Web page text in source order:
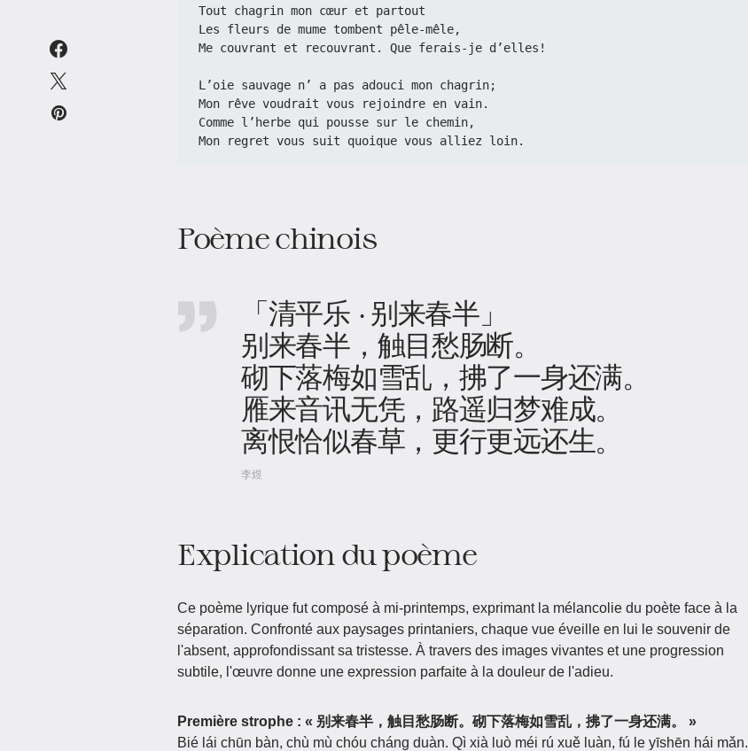
Tout chagrin mon cœur et partout
Les fleurs de mume tombent pêle-mêle,
Me couvrant et recouvrant. Que ferais-je d’elles!
L’oie sauvage n’ a pas adouci mon chagrin;
Mon rêve voudrait vous rejoindre en vain.
Comme l’herbe qui pousse sur le chemin,
Mon regret vous suit quoique vous alliez loin.
Poème chinois
「清平乐 · 别来春半」
别来春半，触目愁肠断。
砌下落梅如雪乱，拂了一身还满。
雁来音讯无凭，路遥归梦难成。
离恨恰似春草，更行更远还生。
李煜
Explication du poème
Ce poème lyrique fut composé à mi-printemps, exprimant la mélancolie du poète face à la
séparation. Confronté aux paysages printaniers, chaque vue éveille en lui le souvenir de
l'absent, approfondissant sa tristesse. À travers des images vivantes et une progression
subtile, l'œuvre donne une expression parfaite à la douleur de l'adieu.
Première strophe : « 别来春半，触目愁肠断。砌下落梅如雪乱，拂了一身还满。 »
Bié lái chūn bàn, chù mù chóu cháng duàn. Qì xià luò méi rú xuě luàn, fú le yīshēn hái mǎn.